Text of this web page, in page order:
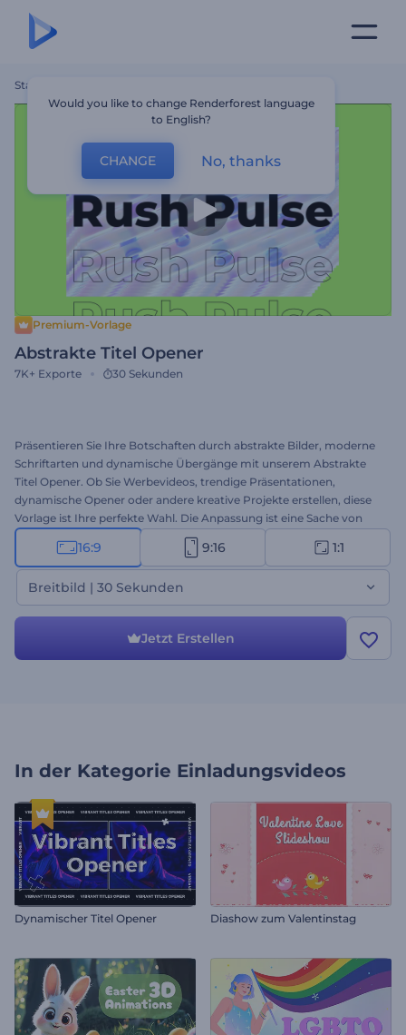
Startseite
Premium-Vorlage
Abstrakte Titel Opener
7K+ Exporte 30 Sekunden
Präsentieren Sie Ihre Botschaften durch abstrakte Bilder, moderne
Schriftarten und dynamische Übergänge mit unserem Abstrakte
Titel Opener. Ob Sie Werbevideos, trendige Präsentationen,
dynamische Opener oder andere kreative Projekte erstellen, diese
Vorlage ist Ihre perfekte Wahl. Die Anpassung ist eine Sache von
Minuten: Laden Sie Ihre Mediendateien hoch, geben Sie Ihren Text
ein, fügen Sie Ihr Logo ein und beleben Sie Ihr Video mit einem
peppigen Musiktitel oder Ihrer Sprachaufnahme. Versuchen Sie es
jetzt und fesseln Sie Ihr Publikum mit abstrakten Titeln!
16:9 9:16 1:1
Breitbild | 30 Sekunden
Jetzt Erstellen
In der Kategorie Einladungsvideos
Dynamischer Titel Opener Diashow zum Valentinstag
Would you like to change Renderforest language
to English?
CHANGE No, thanks